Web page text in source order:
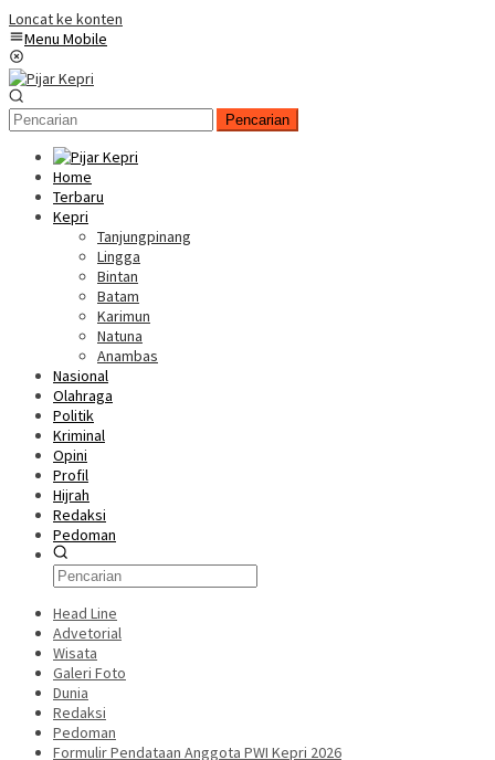
Loncat ke konten
Menu Mobile
Pencarian
Home
Terbaru
Kepri
Tanjungpinang
Lingga
Bintan
Batam
Karimun
Natuna
Anambas
Nasional
Olahraga
Politik
Kriminal
Opini
Profil
Hijrah
Redaksi
Pedoman
Head Line
Advetorial
Wisata
Galeri Foto
Dunia
Redaksi
Pedoman
Formulir Pendataan Anggota PWI Kepri 2026